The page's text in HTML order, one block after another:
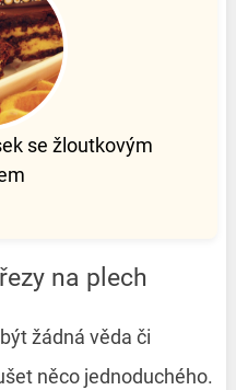
se žloutkovým
na plech
žádná věda či
něco jednoduchého.